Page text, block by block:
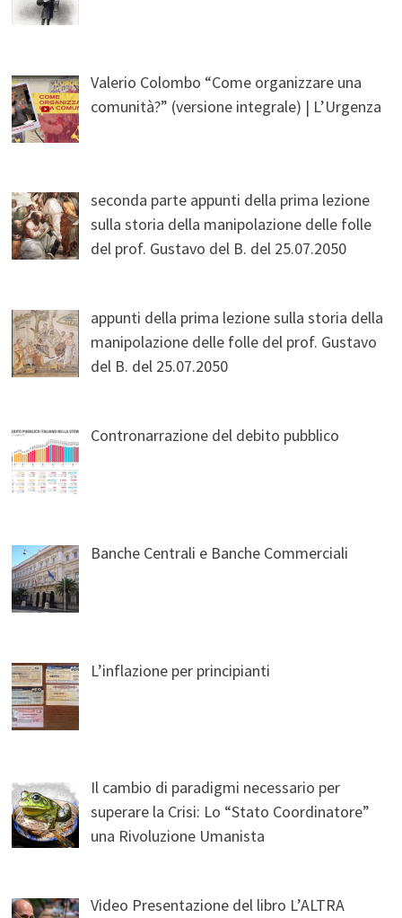
Valerio Colombo “Come organizzare una
comunità?” (versione integrale) | L’Urgenza
seconda parte appunti della prima lezione
sulla storia della manipolazione delle folle
del prof. Gustavo del B. del 25.07.2050
appunti della prima lezione sulla storia della
manipolazione delle folle del prof. Gustavo
del B. del 25.07.2050
Contronarrazione del debito pubblico
Banche Centrali e Banche Commerciali
L’inflazione per principianti
Il cambio di paradigmi necessario per
superare la Crisi: Lo “Stato Coordinatore”
una Rivoluzione Umanista
Video Presentazione del libro L’ALTRA